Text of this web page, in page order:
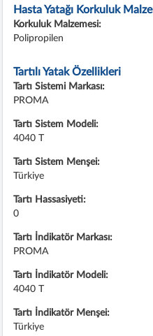
Hasta Yatağı Korkuluk
Korkuluk Malzemesi:
Polipropilen
Tartılı Yatak Özellikleri
Tartı Sistemi Markası:
PROMA
Tartı Sistem Modeli:
4040 T
Tartı Sistem Menşei:
Türkiye
Tartı Hassasiyeti:
0
Tartı İndikatör Markası:
PROMA
Tartı İndikatör Modeli:
4040 T
Tartı İndikatör Menşei:
Türkiye